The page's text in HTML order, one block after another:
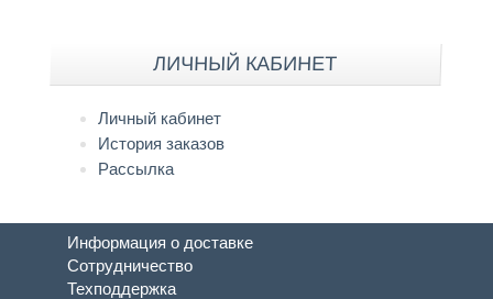
ЛИЧНЫЙ КАБИНЕТ
Личный кабинет
История заказов
Рассылка
Информация о доставке
Сотрудничество
Техподдержка